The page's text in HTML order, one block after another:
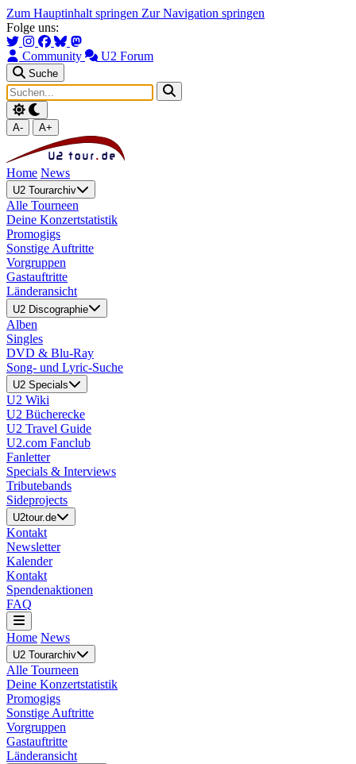
Zum Hauptinhalt springen Zur Navigation springen
Folge uns:
Community U2 Forum
Suche
A- A+
Home News
U2 Tourarchiv
Alle Tourneen
Deine Konzertstatistik
Promogigs
Sonstige Auftritte
Vorgruppen
Gastauftritte
Länderansicht
U2 Discographie
Alben
Singles
DVD & Blu-Ray
Song- und Lyric-Suche
U2 Specials
U2 Wiki
U2 Bücherecke
U2 Travel Guide
U2.com Fanclub
Fanletter
Specials & Interviews
Tributebands
Sideprojects
U2tour.de
Kontakt
Newsletter
Kalender
Kontakt
Spendenaktionen
FAQ
Home News
U2 Tourarchiv
Alle Tourneen
Deine Konzertstatistik
Promogigs
Sonstige Auftritte
Vorgruppen
Gastauftritte
Länderansicht